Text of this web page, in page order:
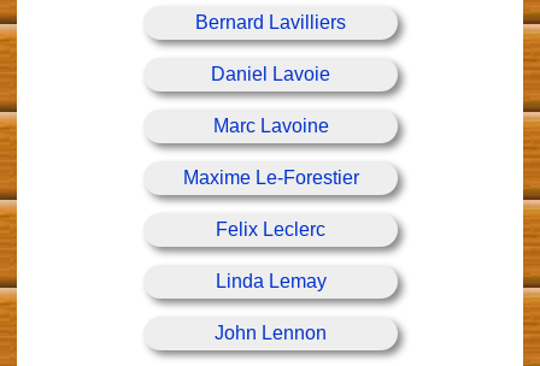
Bernard Lavilliers
Daniel Lavoie
Marc Lavoine
Maxime Le-Forestier
Felix Leclerc
Linda Lemay
John Lennon